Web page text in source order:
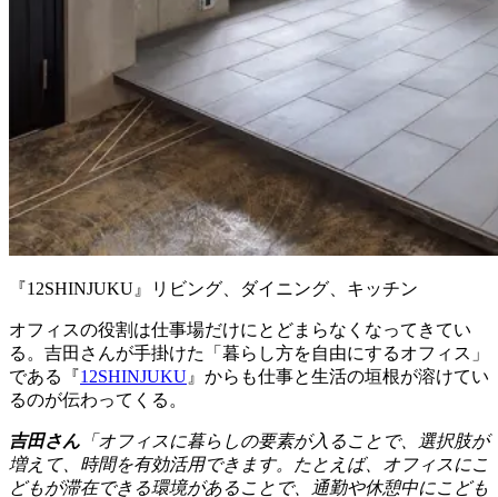
『12SHINJUKU』リビング、ダイニング、キッチン
オフィスの役割は仕事場だけにとどまらなくなってきてい
る。吉田さんが手掛けた「暮らし方を自由にするオフィス」
である『12SHINJUKU 』からも仕事と生活の垣根が溶けてい
るのが伝わってくる。
吉田さん 「オフィスに暮らしの要素が入ることで、選択肢が
増えて、時間を有効活用できます。たとえば、オフィスにこ
どもが滞在できる環境があることで、通勤や休憩中にこども